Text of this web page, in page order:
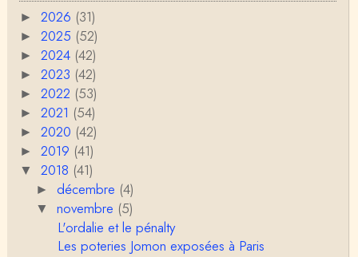
uses de l'apparition de la notion d'égalité …
Christophe Darmangeat
En deux mots : vos questions sont légitimes, mais p
our la plupart d'entre elles, les données fon…
RV
Le concept de genre est un sacré foutoir – même
si l’on met de coté les acceptions récentes du mot
c…
Anonymous
Porteuses d'eau. Là les philosophes peuvent nous
servir à quelque chose (Bachelard, Gilbert Dura…
Christophe Darmangeat
C'est peut-être là où il faudrait s'entendre sur ce q
► 2026 (31)
► 2025 (52)
► 2024 (42)
► 2023 (42)
► 2022 (53)
► 2021 (54)
► 2020 (42)
► 2019 (41)
▼ 2018 (41)
► décembre (4)
▼novembre (5)
L'ordalie et le pénalty
Les poteries Jomon exposées à Paris